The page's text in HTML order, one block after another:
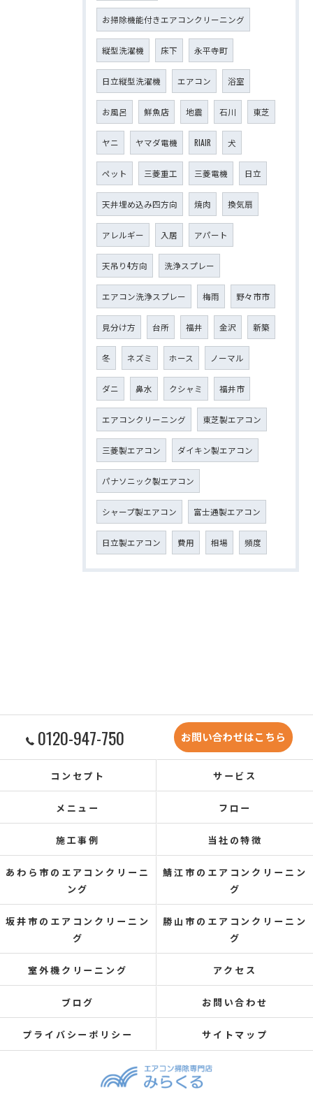
お掃除機能付きエアコンクリーニング
縦型洗濯機 床下 永平寺町
日立縦型洗濯機 エアコン 浴室
お風呂 鮮魚店 地震 石川 東芝
ヤニ ヤマダ電機 RIAIR 犬
ペット 三菱重工 三菱電機 日立
天井埋め込み四方向 焼肉 換気扇
アレルギー 入居 アパート
天吊り4方向 洗浄スプレー
エアコン洗浄スプレー 梅雨 野々市市
見分け方 台所 福井 金沢 新築
冬 ネズミ ホース ノーマル
ダニ 鼻水 クシャミ 福井市
エアコンクリーニング 東芝製エアコン
三菱製エアコン ダイキン製エアコン
パナソニック製エアコン
シャープ製エアコン 富士通製エアコン
日立製エアコン 費用 相場 頻度
0120-947-750 お問い合わせはこちら
コンセプト サービス
メニュー フロー
施工事例 当社の特徴
あわら市のエアコンクリーニ
ング
鯖江市のエアコンクリーニン
グ
坂井市のエアコンクリーニン
グ
勝山市のエアコンクリーニン
グ
室外機クリーニング アクセス
ブログ お問い合わせ
プライバシーポリシー サイトマップ